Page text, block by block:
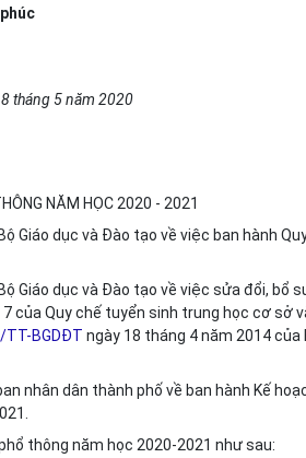
tháng 5 năm 2020
NĂM HỌC 2020 - 2021
Giáo dục và Đào tạo về việc ban hành
Giáo dục và Đào tạo về việc sửa đổi, bổ
của Quy chế tuyển sinh trung học cơ sở
TT-BGDĐT ngày 18 tháng 4 năm 2014 của
nhân dân thành phố về ban hành Kế
thông năm học 2020-2021 như sau: